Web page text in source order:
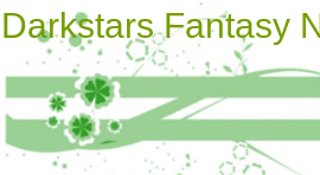
Darkstars Fantasy